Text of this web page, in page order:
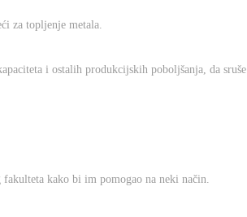
za topljenje metala.
i ostalih produkcijskih poboljšanja, da sruše
kako bi im pomogao na neki način.